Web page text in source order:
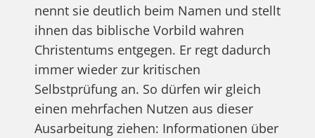
nennt sie deutlich beim Namen und stellt
ihnen das biblische Vorbild wahren
Christentums entgegen. Er regt dadurch
immer wieder zur kritischen
Selbstprüfung an. So dürfen wir gleich
einen mehrfachen Nutzen aus dieser
Ausarbeitung ziehen: Informationen über